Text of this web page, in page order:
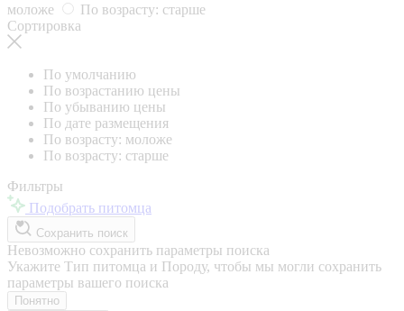
моложе
По возрасту: старше
Сортировка
По умолчанию
По возрастанию цены
По убыванию цены
По дате размещения
По возрасту: моложе
По возрасту: старше
Фильтры
Подобрать питомца
Сохранить поиск
Невозможно сохранить параметры поиска
Укажите Тип питомца и Породу, чтобы мы могли сохранить
параметры вашего поиска
Понятно